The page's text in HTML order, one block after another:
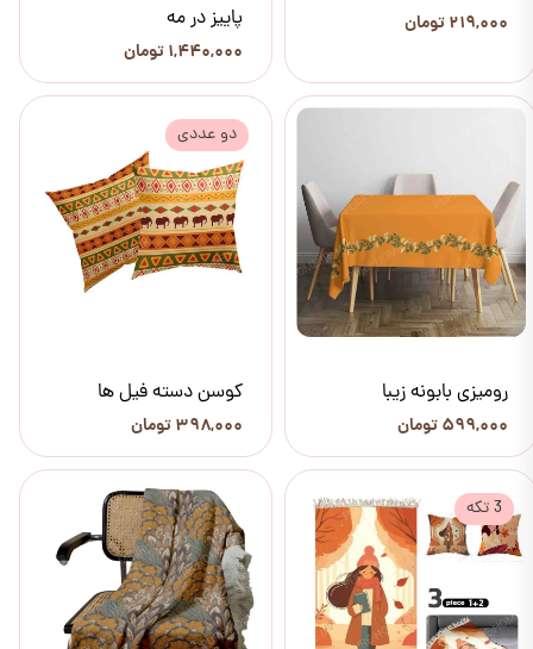
۲۱۹,۰۰۰ تومان
پاییز در مه
۱,۴۴۰,۰۰۰ تومان
رومیزی بابونه زیبا
۵۹۹,۰۰۰ تومان
کوسن دسته فیل ها
۳۹۸,۰۰۰ تومان
دو عددی
3 تکه